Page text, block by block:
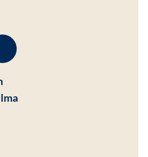
ikkunaan
uuteen ikkunaan
Youtube
Avautuu uuteen ikkunaan